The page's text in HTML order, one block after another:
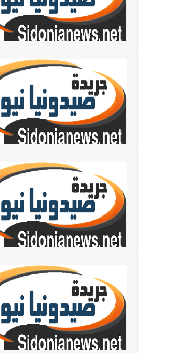
أخبار لبنان 50 تفجيراً في أسبوع... فرانس برس: مقتل جنديين من قوات الاحتياط الاسرائيلية في جنوب لبنان
العالم العربي
تستمر هذه المعاناة التي تمزق القلوب
أخبار العالم الرئيس الأميركي